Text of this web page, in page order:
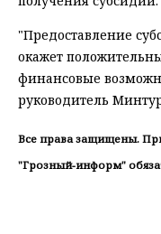
"Предоставление
окажет
финансовые
руководитель
Все права защищены.
"Грозный-информ"